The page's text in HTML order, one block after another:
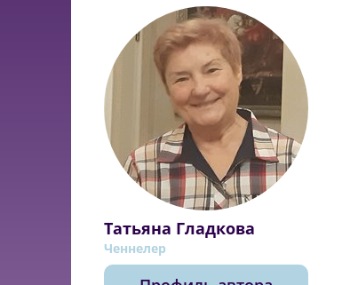
Татьяна Гладкова
Ченнелер